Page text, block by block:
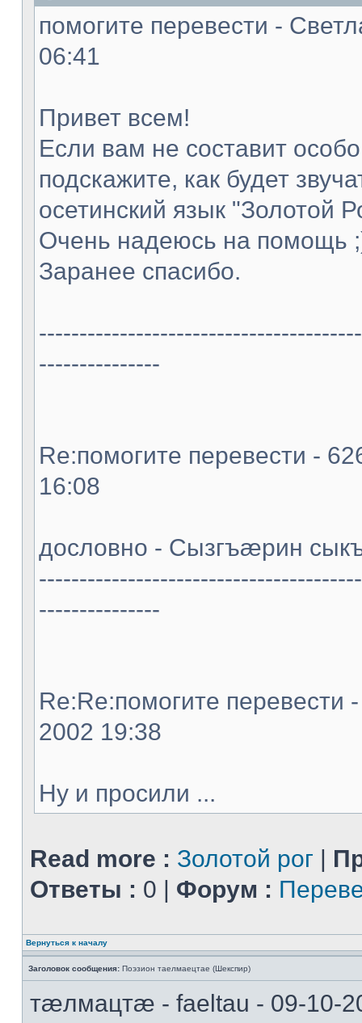
помогите перевести -
06:41
Привет всем!
Если вам не составит
подскажите, как будет
осетинский язык "Золотой
Очень надеюсь на помощь
Заранее спасибо.
---------------
Re:помогите перевести -
16:08
дословно - Сызгъæрин
---------------
Re:Re:помогите перевести
2002 19:38
Ну и просили ...
Read more : Золотой рог |
Ответы : 0 | Форум :
Вернуться к началу
Заголовок сообщения: Поэзион таелмаецтае (Шекспир)
тæлмацтæ - faeltau - 09-10-